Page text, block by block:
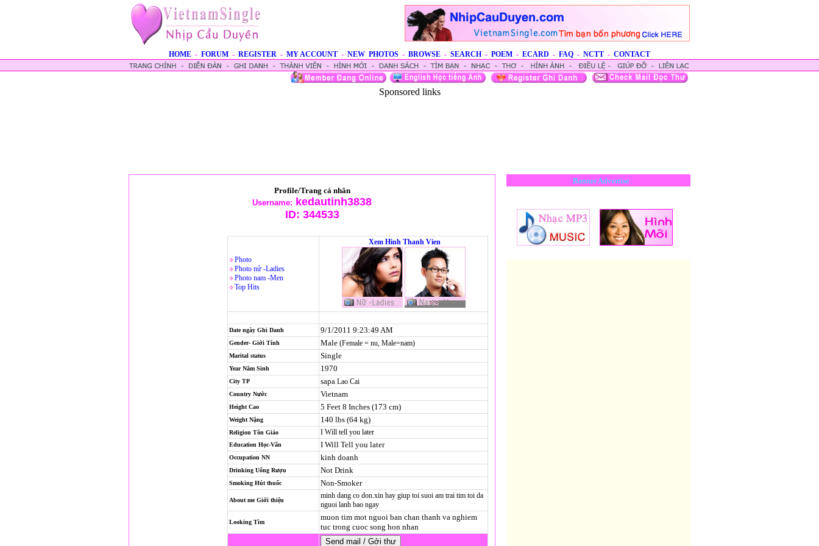
HOME - FORUM - REGISTER - MY ACCOUNT - NEW PHOTOS - BROWSE - SEARCH - POEM - ECARD - FAQ - NCTT - CONTACT
Sponsored links
Profile/Trang cá nhân
Username: kedautinh3838
ID: 344533
Photo
Photo nử -Ladies
Photo nam -Men
Top Hits
Xem Hinh Thanh Vien
Date ngày Ghi Danh 9/1/2011 9:23:49 AM
Gender- Giới Tính Male (Female = nu, Male=nam)
Marital status Single
Year Năm Sinh 1970
City TP sapa Lao Cai
Country Nước Vietnam
Height Cao 5 Feet 8 Inches (173 cm)
Weight Nặng 140 lbs (64 kg)
Religion Tôn Giáo I Will tell you later
Education Học-Vấn I Will Tell you later
Occupation NN kinh doanh
Drinking Uống Rượu Not Drink
Smoking Hút thuốc Non-Smoker
About me Giới thiệu
minh dang co don.xin hay giup toi suoi am trai tim toi da
nguoi lanh bao ngay
Looking Tìm
muon tim mot nguoi ban chan thanh va nghiem
tuc trong cuoc song hon nhan
Banner Advertise